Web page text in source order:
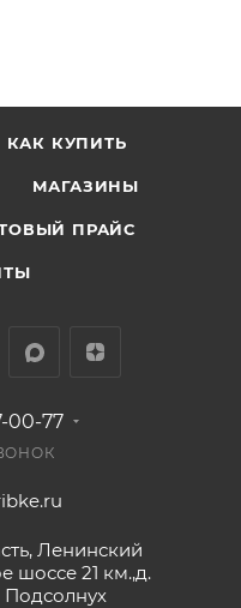
перец
укропа, укроп,
Рыбке" по ценам
КАК КУПИТЬ
МАГАЗИНЫ
ПРАЙС
00-77
Ленинский
шоссе 21 км.,д.
Подсолнух